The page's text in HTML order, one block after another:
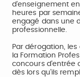
d'enseignement
heures par
engagé dans une
professionnelle.
Par dérogation,
la Formation
concours d'entrée
dès lors qu'ils